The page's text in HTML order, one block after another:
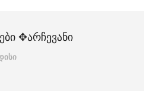
✥ᲐᲠᲩᲔᲕᲐᲜᲘ